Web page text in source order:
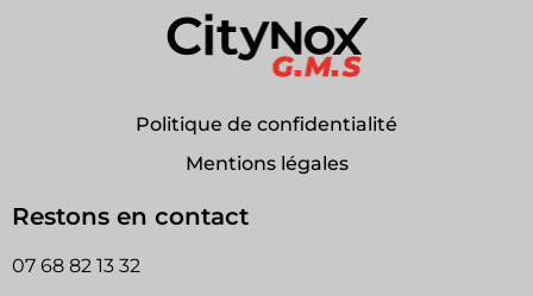
Politique de confidentialité
Mentions légales
Restons en contact
07 68 82 13 32